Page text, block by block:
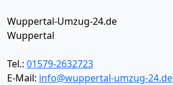
Wuppertal-Umzug-24.de
Wuppertal
Tel.: 01579-2632723
E-Mail: info@wuppertal-umzug-24.de